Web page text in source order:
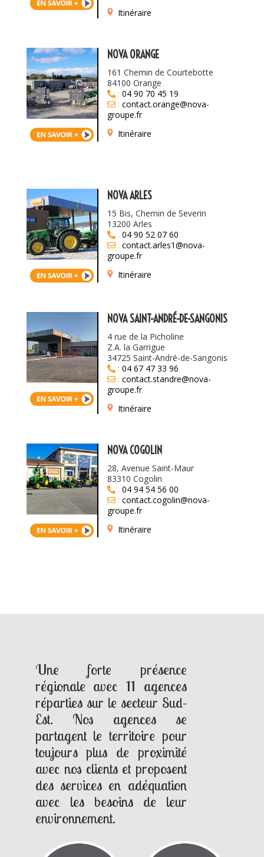
Itinéraire
NOVA ORANGE
161 Chemin de Courtebotte
84100 Orange
: 04 90 70 45 19
: contact.orange@nova-
groupe.fr
Itinéraire
NOVA ARLES
15 Bis, Chemin de Severin
13200 Arles
: 04 90 52 07 60
: contact.arles1@nova-
groupe.fr
Itinéraire
NOVA SAINT-ANDRÉ-DE-SANGONIS
4 rue de la Picholine
Z.A. la Garrigue
34725 Saint-André-de-Sangonis
: 04 67 47 33 96
: contact.standre@nova-
groupe.fr
Itinéraire
NOVA COGOLIN
28, Avenue Saint-Maur
83310 Cogolin
: 04 94 54 56 00
: contact.cogolin@nova-
groupe.fr
Itinéraire
Une forte présence
régionale avec 11 agences
réparties sur le secteur Sud-
Est. Nos agences se
partagent le territoire pour
toujours plus de proximité
avec nos clients et proposent
des services en adéquation
avec les besoins de leur
environnement.